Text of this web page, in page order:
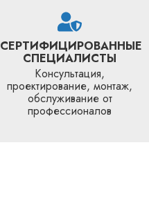
СЕРТИФИЦИРОВАННЫЕ
СПЕЦИАЛИСТЫ
Консультация,
проектирование, монтаж,
обслуживание от
профессионалов